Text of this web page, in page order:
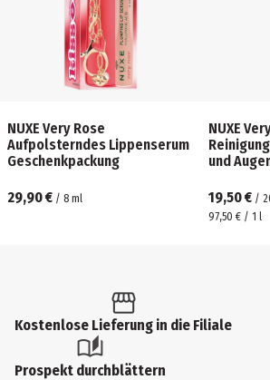
NUXE Very Rose
Aufpolsterndes Lippenserum
Geschenkpackung
29,90 € / 8 ml
NUXE
und
19,50 € /
97,50 € / 1 l
Kostenlose Lieferung in die Filiale
Prospekt durchblättern